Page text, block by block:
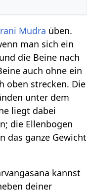
Mudra üben.
man sich ein
die Beine nach
auch ohne ein
oben strecken. Die
unter dem
liegt dabei
die Ellenbogen
das ganze Gewicht
kannst
deiner